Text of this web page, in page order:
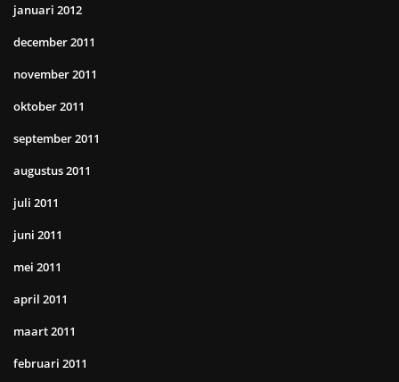
januari 2012
december 2011
november 2011
oktober 2011
september 2011
augustus 2011
juli 2011
juni 2011
mei 2011
april 2011
maart 2011
februari 2011